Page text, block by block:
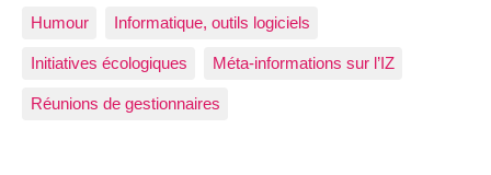
Humour Informatique, outils logiciels
Initiatives écologiques Méta-informations sur l’IZ
Réunions de gestionnaires